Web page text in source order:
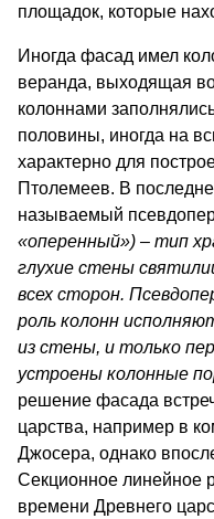
площадок, которые
Иногда фасад имел
веранда, выходящая
колоннами
половины, иногда на
характерно для
Птолемеев. В
называемый
«оперенный») – тип
глухие стены
всех сторон.
роль колонн
из стены, и только
устроены колонные
решение фасада
царства, например в
Джосера, однако
Секционное линейное
времени Древнего